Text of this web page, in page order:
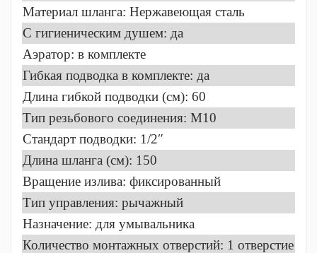
Материал шланга: Нержавеющая сталь
C гигиеническим душем: да
Аэратор: в комплекте
Гибкая подводка в комплекте: да
Длина гибкой подводки (см): 60
Тип резьбового соединения: M10
Стандарт подводки: 1/2″
Длина шланга (см): 150
Вращение излива: фиксированный
Тип управления: рычажный
Назначение: для умывальника
Количество монтажных отверстий: 1 отверстие